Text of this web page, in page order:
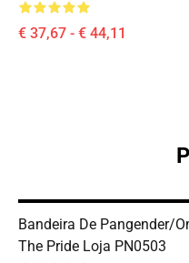
€ 37,67 - € 44,11
Bandeira De Pangender/
The Pride Loja PN0503